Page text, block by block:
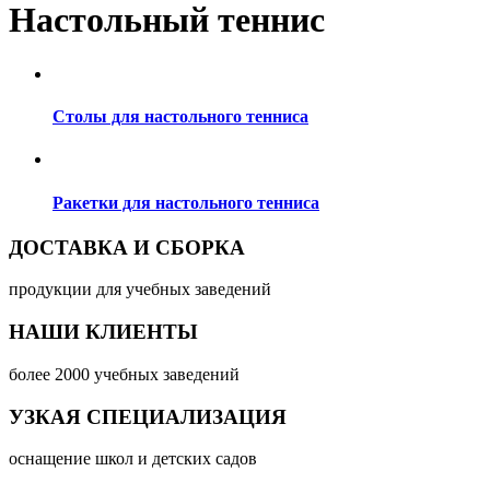
Настольный теннис
Столы для настольного тенниса
Ракетки для настольного тенниса
ДОСТАВКА И СБОРКА
продукции для учебных заведений
НАШИ КЛИЕНТЫ
более 2000 учебных заведений
УЗКАЯ СПЕЦИАЛИЗАЦИЯ
оснащение школ и детских садов